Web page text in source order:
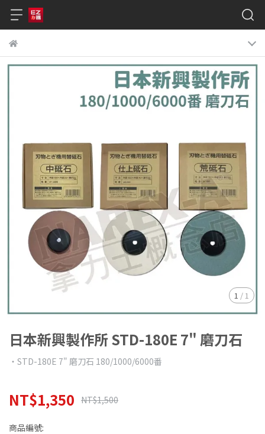
1 / 1
日本新興製作所 STD-180E 7" 磨刀石
‧STD-180E 7" 磨刀石 180/1000/6000番
NT$1,350 NT$1,500
商品編號: